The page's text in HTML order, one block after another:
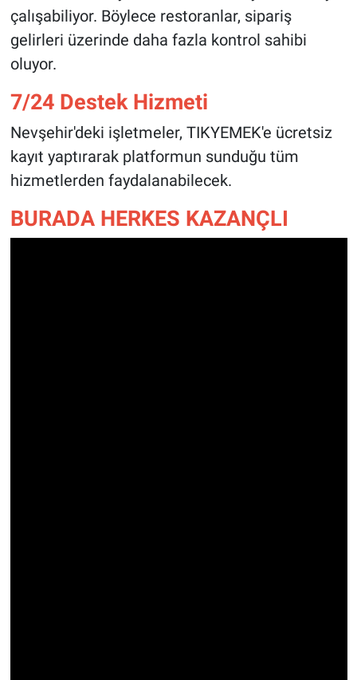
çalışabiliyor. Böylece restoranlar, sipariş
gelirleri üzerinde daha fazla kontrol sahibi
oluyor.
7/24 Destek Hizmeti
Nevşehir'deki işletmeler, TIKYEMEK'e ücretsiz
kayıt yaptırarak platformun sunduğu tüm
hizmetlerden faydalanabilecek.
BURADA HERKES KAZANÇLI